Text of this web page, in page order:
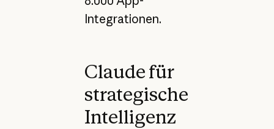
Integrationen.
Claude für
strategische
Intelligenz